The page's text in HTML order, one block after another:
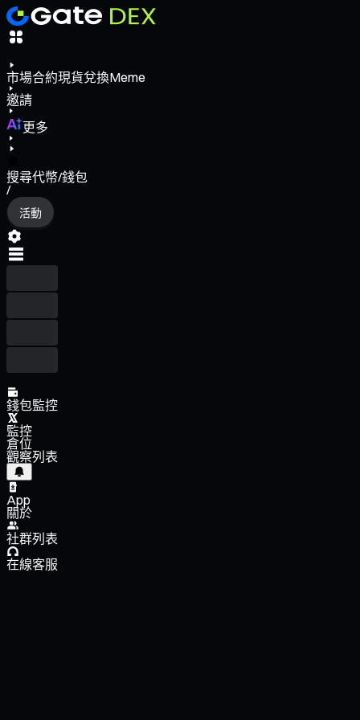
市場合約現貨兌換Meme
邀請
更多
搜尋代幣/錢包
/
活動
錢包監控
監控
倉位
觀察列表
App
關於
社群列表
在線客服